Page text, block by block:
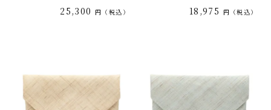
25,300 税込 18,975 税込